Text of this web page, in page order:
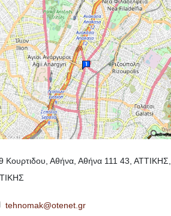
Κουρτιδου, Αθήνα, Αθήνα 111 43, ΑΤΤΙΚΗΣ,
tehnomak@otenet.gr